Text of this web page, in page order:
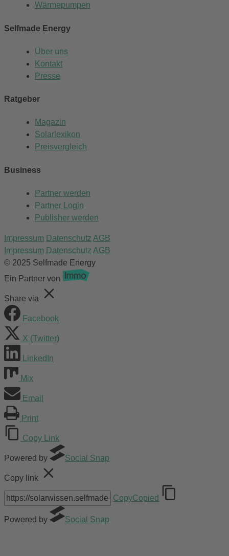
Wärmepumpen
Selfmade Energy
Über uns
Kontakt
Presse
Ratgeber
Magazin
Solarlexikon
Preisvergleich
Business
Partner werden
Partner Login
Publisher werden
Impressum Datenschutz AGB
Impressum Datenschutz AGB
© 2025 Selfmade Energy
Ein Partner von
Share via
Facebook
X (Twitter)
LinkedIn
Mix
Email
Print
Copy Link
Powered by Social Snap
Copy link
CopyCopied
Powered by Social Snap